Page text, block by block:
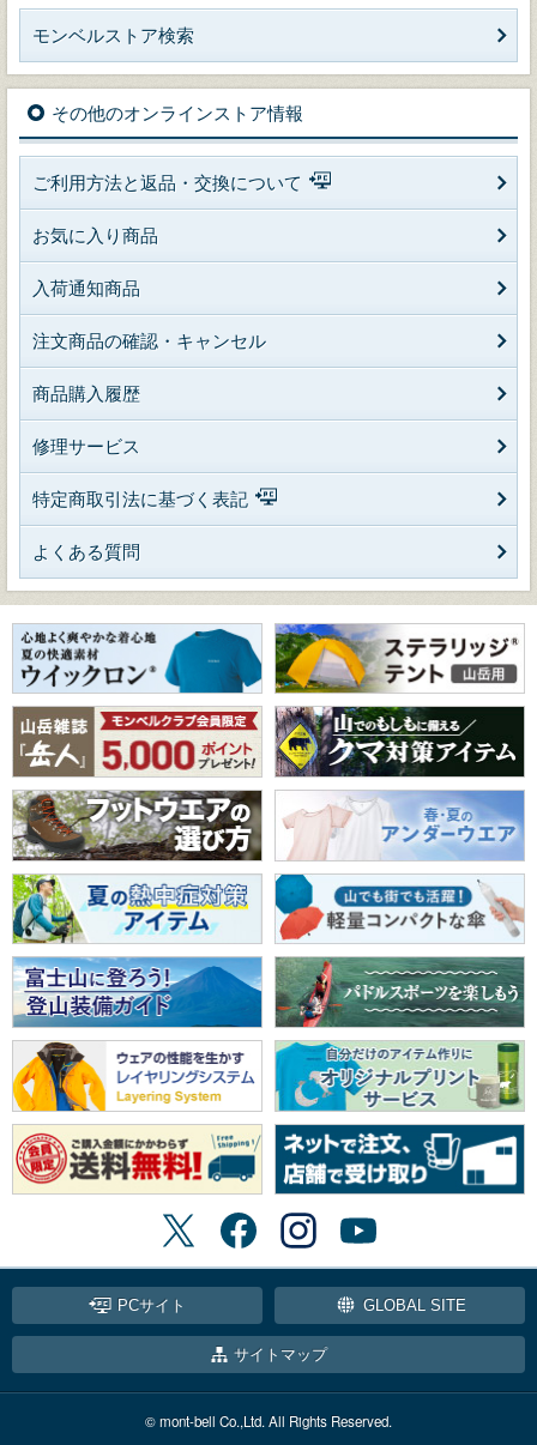
モンベルストア検索
その他のオンラインストア情報
ご利用方法と返品・交換について
お気に入り商品
入荷通知商品
注文商品の確認・キャンセル
商品購入履歴
修理サービス
特定商取引法に基づく表記
よくある質問
PCサイト GLOBAL SITE
サイトマップ
© mont-bell Co.,Ltd. All Rights Reserved.